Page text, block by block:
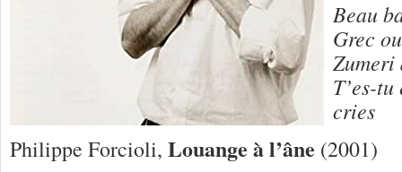
Beau
Grec
Zumeri
T’es-
cries
Philippe Forcioli, Louange à l’âne (2001)